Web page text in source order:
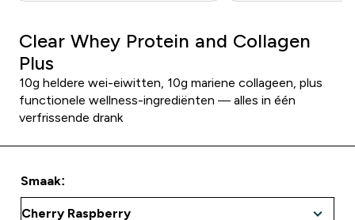
Clear Whey Protein and Collagen
Plus
10g heldere wei-eiwitten, 10g mariene collageen, plus
functionele wellness-ingrediënten — alles in één
verfrissende drank
Smaak: